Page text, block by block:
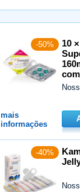
-50%
10
mais
informações
-40%